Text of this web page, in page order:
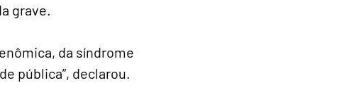
grave.
da síndrome
pública”, declarou.